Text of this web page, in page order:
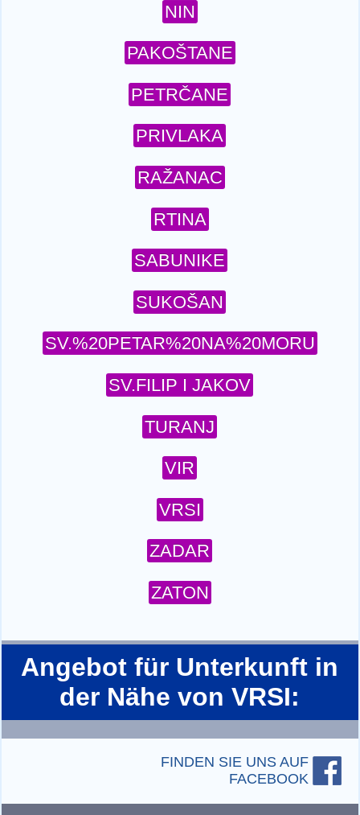
NIN
PAKOŠTANE
PETRČANE
PRIVLAKA
RAŽANAC
RTINA
SABUNIKE
SUKOŠAN
SV.%20PETAR%20NA%20MORU
SV.FILIP I JAKOV
TURANJ
VIR
VRSI
ZADAR
ZATON
Angebot für Unterkunft in
der Nähe von VRSI:
FINDEN SIE UNS AUF
FACEBOOK